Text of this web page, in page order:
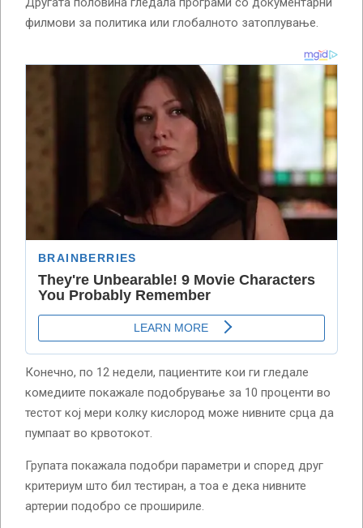
филмови за политика или глобалното затоплување.
Конечно, по 12 недели, пациентите кои ги гледале
комедиите покажале подобрување за 10 проценти во
тестот кој мери колку кислород може нивните срца да
пумпаат во крвотокот.
Групата покажала подобри параметри и според друг
критериум што бил тестиран, а тоа е дека нивните
артерии подобро се прошириле.